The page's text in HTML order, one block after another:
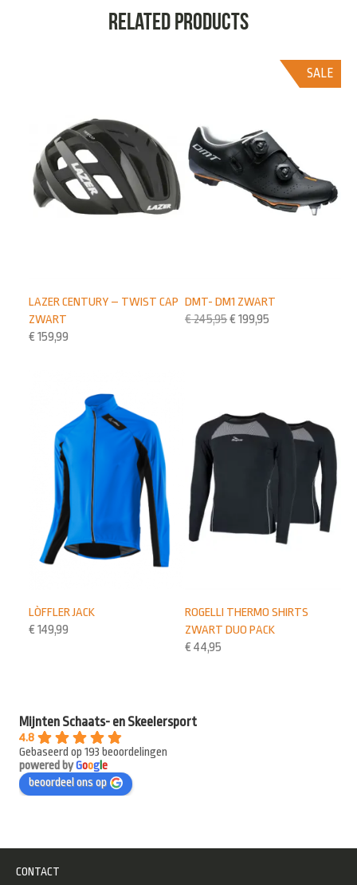
Related products
SALE
DMT- DM1 ZWART
€245,95€ 199,95
LAZER CENTURY – TWIST CAP
ZWART
€ 159,99
ROGELLI THERMO SHIRTS
ZWART DUO PACK
€ 44,95
LÒFFLER JACK
€ 149,99
Mijnten Schaats- en Skeelersport
4.8
Gebaseerd op 193 beoordelingen
powered byGooge
beoordeel ons op
CONTACT